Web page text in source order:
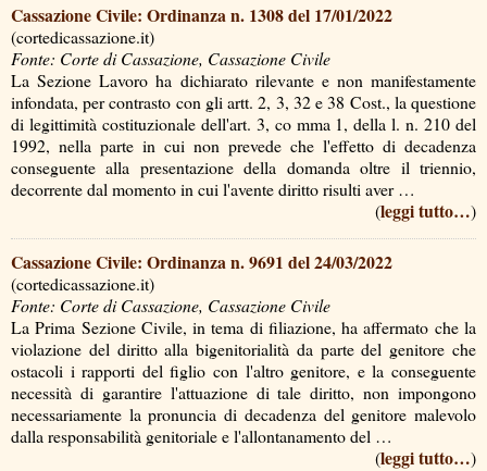
Cassazione Civile: Ordinanza n. 1308 del 17/01/2022
(cortedicassazione.it)
Fonte: Corte di Cassazione, Cassazione Civile
La Sezione Lavoro ha dichiarato rilevante e non manifestamente
infondata, per contrasto con gli artt. 2, 3, 32 e 38 Cost., la questione
di legittimità costituzionale dell'art. 3, co mma 1, della l. n. 210 del
1992, nella parte in cui non prevede che l'effetto di decadenza
conseguente alla presentazione della domanda oltre il triennio,
decorrente dal momento in cui l'avente diritto risulti aver …
(leggi tutto…)
Cassazione Civile: Ordinanza n. 9691 del 24/03/2022
(cortedicassazione.it)
Fonte: Corte di Cassazione, Cassazione Civile
La Prima Sezione Civile, in tema di filiazione, ha affermato che la
violazione del diritto alla bigenitorialità da parte del genitore che
ostacoli i rapporti del figlio con l'altro genitore, e la conseguente
necessità di garantire l'attuazione di tale diritto, non impongono
necessariamente la pronuncia di decadenza del genitore malevolo
dalla responsabilità genitoriale e l'allontanamento del …
(leggi tutto…)